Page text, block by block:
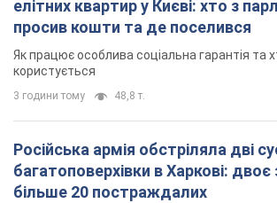
елітних квартир у Києві: хто з
просив кошти та де поселився
Як працює особлива соціальна гарантія та
користується
3 години тому 48,8 т.
Російська армія обстріляла дві
багатоповерхівки в Харкові: двоє
більше 20 постраждалих